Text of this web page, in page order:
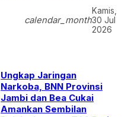
calendar_month
Kamis,
30 Jul
2026
Ungkap Jaringan
Narkoba, BNN Provinsi
Jambi dan Bea Cukai
Amankan Sembilan